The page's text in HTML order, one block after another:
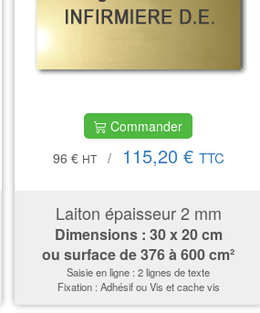
Commander
96 € HT / 115,20 € TTC
Laiton épaisseur 2 mm
Dimensions : 30 x 20 cm
ou surface de376 à 600 cm²
Saisie en ligne : 2 lignes de texte
Fixation : Adhésif ou Vis et cache vis